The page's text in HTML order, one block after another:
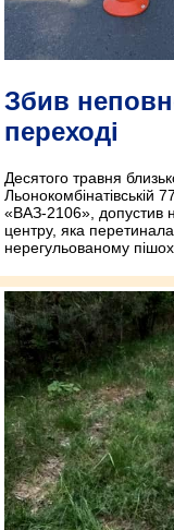
Збив
переході
Десятого травня
Льонокомбінатівській
«ВАЗ-2106», допустив
центру, яка
нерегульованому